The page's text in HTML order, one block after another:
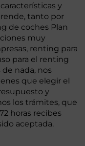
y
tanto por
de coches Plan
muy
renting para
para el renting
nada, nos
que elegir el
y
los trámites, que
horas recibes
aceptada.